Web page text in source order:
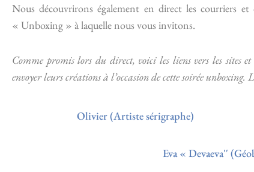
Nous découvrirons également en direct les courriers et
« Unboxing » à laquelle nous vous invitons.
Comme promis lors du direct, voici les liens vers les sites
envoyer leurs créations à l’occasion de cette soirée unboxing.
Olivier (Artiste sérigraphe)
Eva « Devaeva''